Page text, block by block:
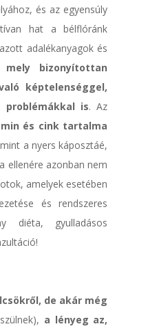
és az egyensúly
hat a bélflóránk
adalékanyagok és
mely bizonyítottan
képtelenséggel,
problémákkal is. Az
és cink tartalma
a nyers káposztáé,
ellenére azonban nem
amelyek esetében
és rendszeres
diéta, gyulladásos
de akár még
a lényeg az,